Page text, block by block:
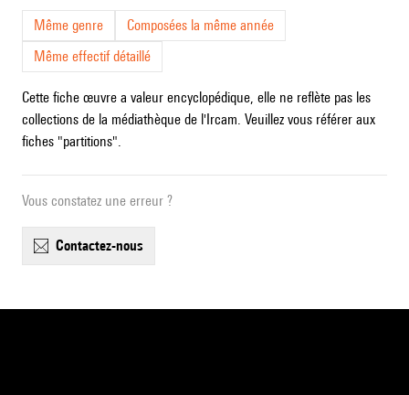
Même genre
Composées la même année
Même effectif détaillé
Cette fiche œuvre a valeur encyclopédique, elle ne reflète pas les
collections de la médiathèque de l'Ircam. Veuillez vous référer aux
fiches "partitions".
Vous constatez une erreur ?
contactez-nous